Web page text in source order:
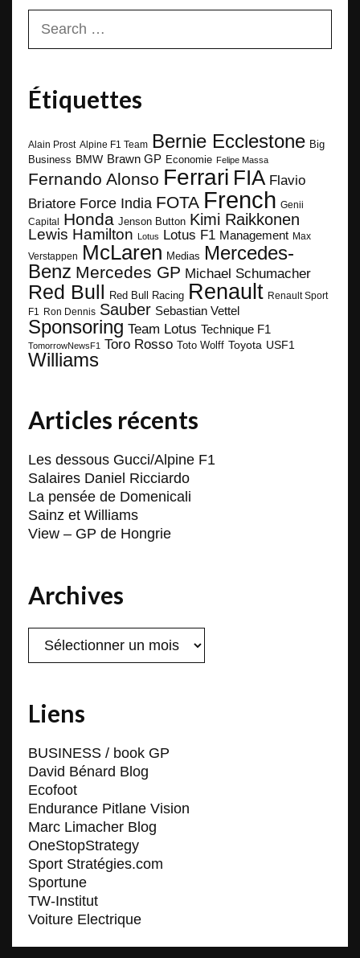
for:
Étiquettes
Alain Prost Alpine F1 Team Bernie Ecclestone Big
Business BMW Brawn GP Economie Felipe Massa
Fernando Alonso Ferrari FIA Flavio
Briatore Force India FOTA French Genii
Capital
Honda Jenson Button Kimi Raikkonen
Lewis Hamilton Lotus Lotus F1 Management Max
Verstappen McLaren Medias
Mercedes-
Benz Mercedes GP Michael Schumacher
Red Bull Red Bull Racing Renault Renault Sport
F1 Ron Dennis Sauber Sebastian Vettel
Sponsoring Team Lotus Technique F1
TomorrowNewsF1 Toro Rosso Toto Wolff Toyota USF1
Williams
Articles récents
Les dessous Gucci/Alpine F1
Salaires Daniel Ricciardo
La pensée de Domenicali
Sainz et Williams
View – GP de Hongrie
Archives
Liens
BUSINESS / book GP
David Bénard Blog
Ecofoot
Endurance Pitlane Vision
Marc Limacher Blog
OneStopStrategy
Sport Stratégies.com
Sportune
TW-Institut
Voiture Electrique